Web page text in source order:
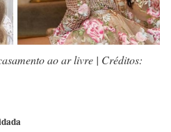
ao ar livre | Créditos: